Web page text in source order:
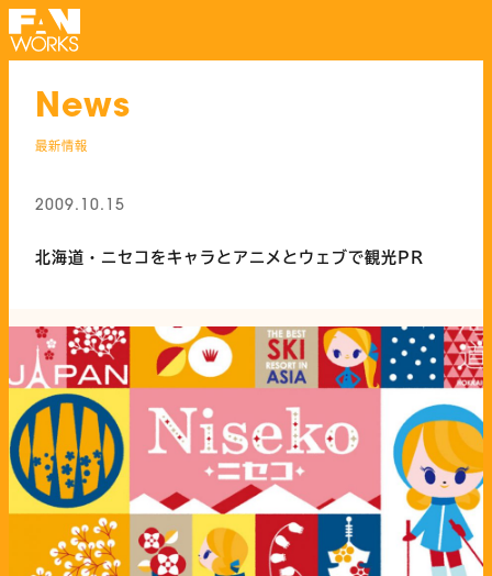
News
最新情報
2009.10.15
北海道・ニセコをキャラとアニメとウェブで観光PR